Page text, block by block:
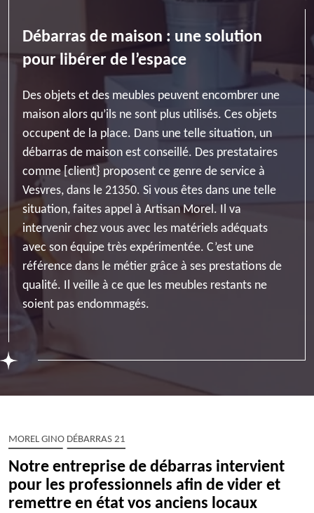
Débarras de maison : une solution
pour libérer de l’espace
Des objets et des meubles peuvent encombrer une
maison alors qu’ils ne sont plus utilisés. Ces objets
occupent de la place. Dans une telle situation, un
débarras de maison est conseillé. Des prestataires
comme [client} proposent ce genre de service à
Vesvres, dans le 21350. Si vous êtes dans une telle
situation, faites appel à Artisan Morel. Il va
intervenir chez vous avec les matériels adéquats
avec son équipe très expérimentée. C’est une
référence dans le métier grâce à ses prestations de
qualité. Il veille à ce que les meubles restants ne
soient pas endommagés.
MOREL GINO DÉBARRAS 21
Notre entreprise de débarras intervient
pour les professionnels afin de vider et
remettre en état vos anciens locaux